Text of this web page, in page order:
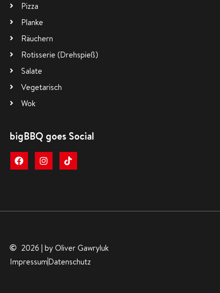
Pizza
Planke
Räuchern
Rotisserie (Drehspieß)
Salate
Vegetarisch
Wok
bigBBQ goes Social
2026 | by Oliver Gawryluk
ImpressumDatenschutz